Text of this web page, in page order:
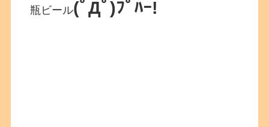
瓶ビール(ﾟДﾟ)ﾌﾟﾊｰ!